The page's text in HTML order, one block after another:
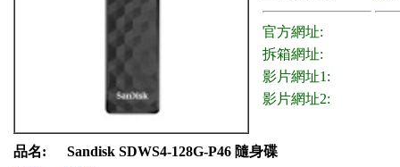
官方網址:
拆箱網址:
影片網址1:
影片網址2:
品名:
Sandisk SDWS4-128G-P46 隨身碟